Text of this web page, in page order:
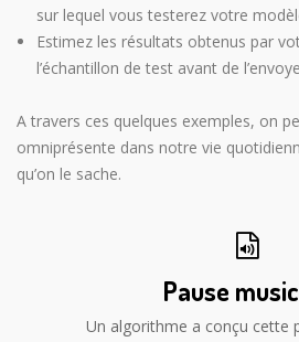
sur lequel vous testerez votre
Estimez les résultats obtenus par
l’échantillon de test avant de
A travers ces quelques exemples, on
omniprésente dans notre vie
qu’on le sache.
Pause
Un algorithme a conçu cette